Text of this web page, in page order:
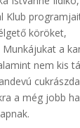
Klub
köröket,
a
nem kis
a még jobb